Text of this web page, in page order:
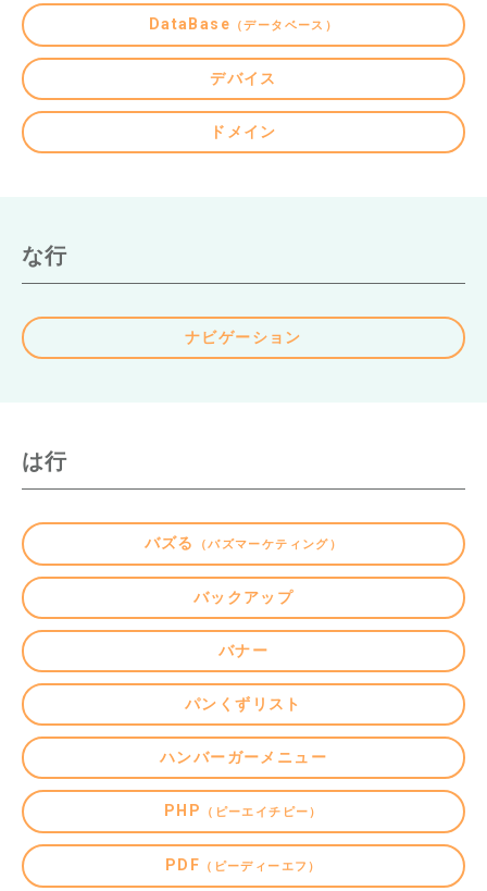
DataBase （データベース）
デバイス
ドメイン
な行
ナビゲーション
は行
バズる （バズマーケティング）
バックアップ
バナー
パンくずリスト
ハンバーガーメニュー
PHP （ピーエイチピー）
PDF （ピーディーエフ）